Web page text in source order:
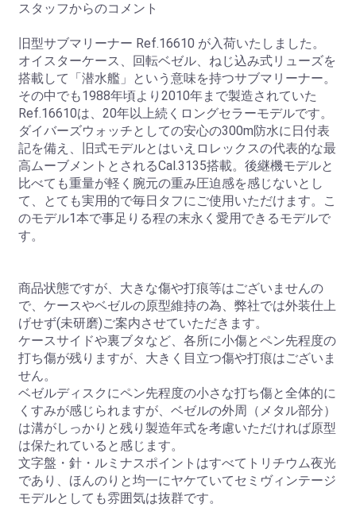
スタッフからのコメント
旧型サブマリーナー Ref.16610 が入荷いたしました。
オイスターケース、回転ベゼル、ねじ込み式リューズを
搭載して「潜水艦」という意味を持つサブマリーナー。
その中でも1988年頃より2010年まで製造されていた
Ref.16610は、20年以上続くロングセラーモデルです。
ダイバーズウォッチとしての安心の300m防水に日付表
記を備え、旧式モデルとはいえロレックスの代表的な最
高ムーブメントとされるCal.3135搭載。後継機モデルと
比べても重量が軽く腕元の重み圧迫感を感じないとし
て、とても実用的で毎日タフにご使用いただけます。こ
のモデル1本で事足りる程の末永く愛用できるモデルで
す。
商品状態ですが、大きな傷や打痕等はございませんの
で、ケースやベゼルの原型維持の為、弊社では外装仕上
げせず(未研磨)ご案内させていただきます。
ケースサイドや裏ブタなど、各所に小傷とペン先程度の
打ち傷が残りますが、大きく目立つ傷や打痕はございま
せん。
ベゼルディスクにペン先程度の小さな打ち傷と全体的に
くすみが感じられますが、ベゼルの外周（メタル部分）
は溝がしっかりと残り製造年式を考慮いただければ原型
は保たれていると感じます。
文字盤・針・ルミナスポイントはすべてトリチウム夜光
であり、ほんのりと均一にヤケていてセミヴィンテージ
モデルとしても雰囲気は抜群です。